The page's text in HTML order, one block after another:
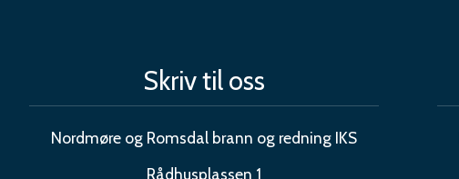
Skriv til oss
Nordmøre og Romsdal brann og redning IKS
Rådhusplassen 1